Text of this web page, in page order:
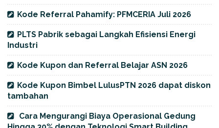
Kode Referral Pahamify: PFMCERIA Juli 2026
PLTS Pabrik sebagai Langkah Efisiensi Energi
Industri
Kode Kupon dan Referral Belajar ASN 2026
Kode Kupon Bimbel LulusPTN 2026 dapat diskon
tambahan
Cara Mengurangi Biaya Operasional Gedung